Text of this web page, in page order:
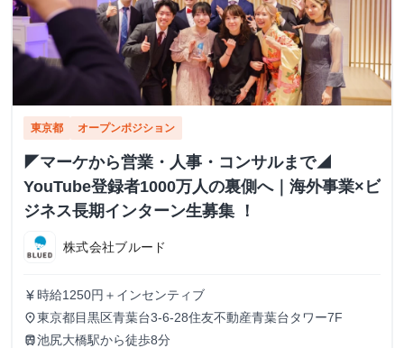
東京都 オープンポジション
◤マーケから営業・人事・コンサルまで◢
YouTube登録者1000万人の裏側へ｜海外事業×ビ
ジネス長期インターン生募集 ！
株式会社ブルード
currency_yen 時給1250円＋インセンティブ
place東京都目黒区青葉台3-6-28住友不動産青葉台タワー7F
train池尻大橋駅から徒歩8分